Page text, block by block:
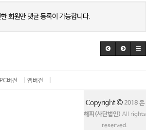
회원만 댓글 등록이 가능합니다.
PC버전
앱버전
Copyright
2018 온
해피(사단법인) All rights
reserved.